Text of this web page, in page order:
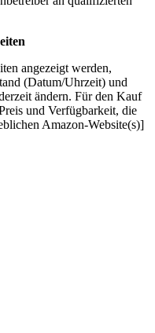
angezeigt werden,
(Datum/Uhrzeit) und
ändern. Für den Kauf
und Verfügbarkeit, die
Amazon-Website(s)]